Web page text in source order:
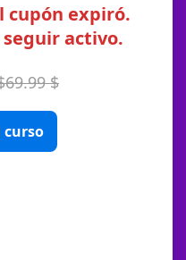
cupón expiró.
activo.
$
curso